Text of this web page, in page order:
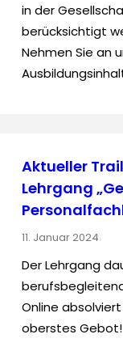
in der
berücksichtigt
Nehmen Sie an
Aktueller
Lehrgang
11. Januar 2024
Der Lehrgang
Online
oberstes Gebot!